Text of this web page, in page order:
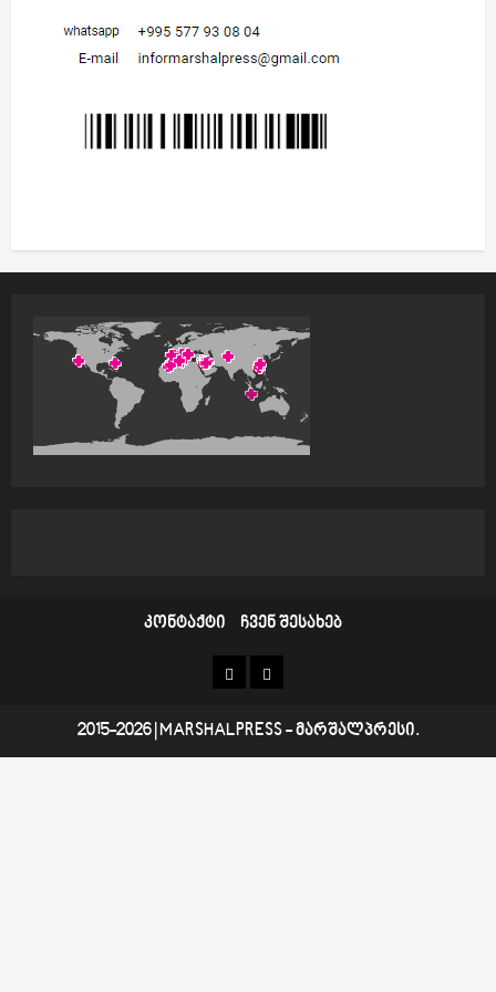
კონტაქტი ჩვენ შესახებ
კონტაქტი
ჩვენ
2015-2026 MARSHALPRESS- მარშალპრესი.